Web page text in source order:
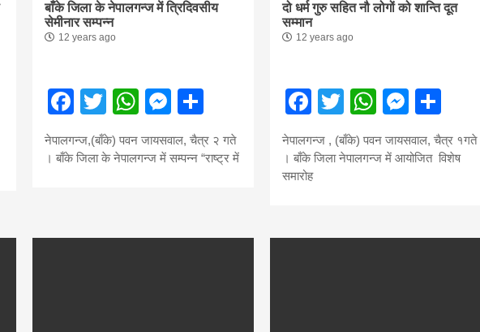
बाँके जिला के नेपालगन्ज में त्रिदिवसीय
सेमीनार सम्पन्न
12 years ago
Facebook
TwitterWhatsApp
Messenger
नेपालगन्ज,(बाँके) पवन जायसवाल, चैत्र २ गते
। बाँके जिला के नेपालगन्ज में सम्पन्न “राष्ट्र में
दो धर्म गुरु सहित नौ लोगों को शान्ति दूत
सम्मान
12 years ago
Facebook
Twitter
नेपालगन्ज , (बाँके) पवन जायसवाल, चैत्र १गते
। बाँके जिला नेपालगन्ज में आयोजित विशेष
समारोह